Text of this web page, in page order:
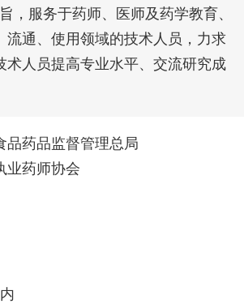
，服务于药师、医师及药学教育、
流通、使用领域的技术人员，力求
术人员提高专业水平、交流研究成
品药品监督管理总局
业药师协会